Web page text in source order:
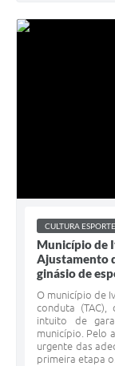
CULTURA
Município de
Ajustamento
ginásio de
O município de
conduta
intuito de
município. Pelo
urgente das
primeira etapa o...